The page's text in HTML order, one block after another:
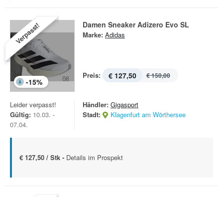
Verpasst!
-15%
Damen Sneaker Adizero Evo SL
Marke: Adidas
Preis: € 127,50 € 150,00
Leider verpasst!
Gültig: 10.03. -
07.04.
Händler: Gigasport
Stadt:
Klagenfurt am Wörthersee
€ 127,50 / Stk - Details im Prospekt